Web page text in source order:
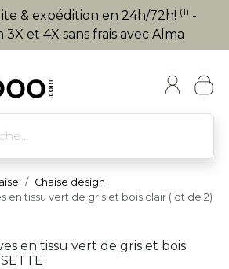
& expédition en 24h/72h! (1) -
et 4X sans frais avec Alma
Chaise design
en tissu vert de gris et bois clair (lot de 2)
en tissu vert de gris et bois